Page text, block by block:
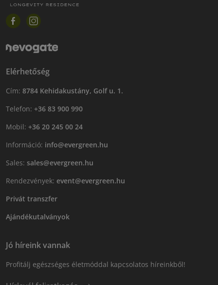
Elérhetőség
Cím: 8784 Kehidakustány, Golf u. 1.
Telefon: +36 83 900 990
Mobil: +36 20 245 00 24
Információ: info@evergreen.hu
Sales: sales@evergreen.hu
Rendezvények: event@evergreen.hu
Privát transzfer
Ajándékutalványok
Jó híreink vannak
Profitálj egészséges életmóddal kapcsolatos híreinkből!